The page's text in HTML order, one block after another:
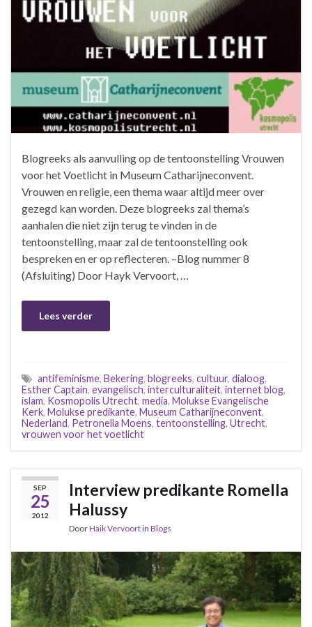
Blogreeks als aanvulling op de tentoonstelling Vrouwen
voor het Voetlicht in Museum Catharijneconvent.
Vrouwen en religie, een thema waar altijd meer over
gezegd kan worden. Deze blogreeks zal thema’s
aanhalen die niet zijn terug te vinden in de
tentoonstelling, maar zal de tentoonstelling ook
bespreken en er op reflecteren. –Blog nummer 8
(Afsluiting) Door Hayk Vervoort, …
Lees verder
antifeminisme, Bekering, blogreeks, cultuur, dialoog,
Esther Captain, evangelisch, interculturaliteit, internet blog,
islam, Kosmopolis Utrecht, media, Molukse Evangelische
Kerk, Molukse predikante, Museum Catharijneconvent,
Nederland, Petronella Moens, tentoonstelling, Utrecht,
vrouwen voor het voetlicht
SEP
25
2012
Interview predikante Romella
Halussy
DoorHaik Vervoortin Blogs